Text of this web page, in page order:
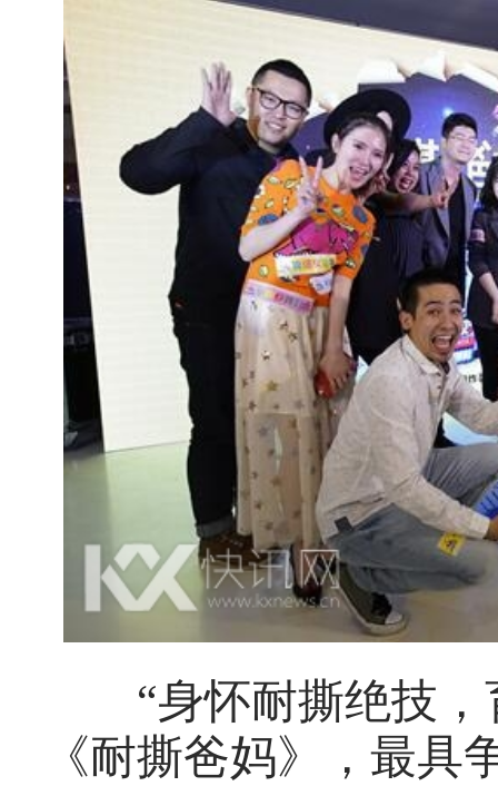
“身怀耐撕绝技，
《耐撕爸妈》，最具